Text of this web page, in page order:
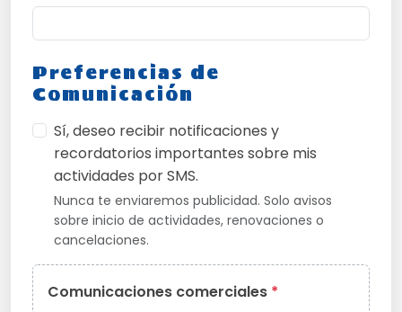
Preferencias de
Comunicación
Sí, deseo recibir notificaciones y
recordatorios importantes sobre mis
actividades por SMS.
Nunca te enviaremos publicidad. Solo avisos
sobre inicio de actividades, renovaciones o
cancelaciones.
Comunicaciones comerciales *